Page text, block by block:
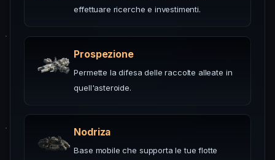
effettuare ricerche e investimenti.
Prospezione
Permette la difesa delle raccolte alleate in
quell'asteroide.
Nodriza
Base mobile che supporta le tue flotte